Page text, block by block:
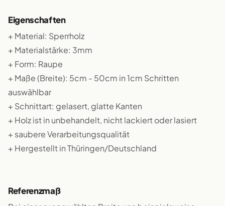
Eigenschaften
+ Material: Sperrholz
+ Materialstärke: 3mm
+ Form: Raupe
+ Maße (Breite): 5cm - 50cm in 1cm Schritten
auswählbar
+ Schnittart: gelasert, glatte Kanten
+ Holz ist in unbehandelt, nicht lackiert oder lasiert
+ saubere Verarbeitungsqualität
+ Hergestellt in Thüringen/Deutschland
Referenzmaß